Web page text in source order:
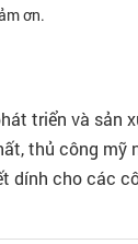
ơn.
triển và
thủ công mỹ
dính cho các